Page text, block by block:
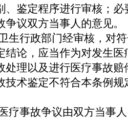
、鉴定程序进行审核；
议双方当事人的意见。
行政部门经审核，对符
结论，应当作为对发生
处理以及进行医疗事故
技术鉴定不符合本条例
事故争议由双方当事人